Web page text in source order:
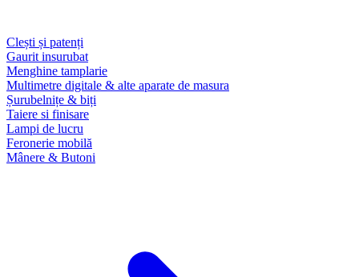
Clești și patenți
Gaurit insurubat
Menghine tamplarie
Multimetre digitale & alte aparate de masura
Șurubelnițe & biți
Taiere si finisare
Lampi de lucru
Feronerie mobilă
Mânere & Butoni